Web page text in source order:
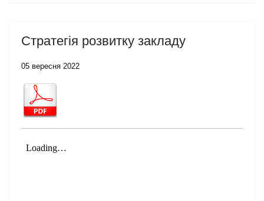
Стратегія розвитку закладу
05 вересня 2022